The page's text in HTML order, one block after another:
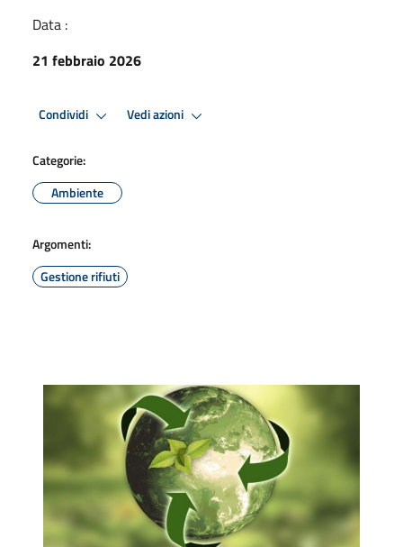
Data :
21 febbraio 2026
Condividi Vedi azioni
Categorie:
Ambiente
Argomenti:
Gestione rifiuti